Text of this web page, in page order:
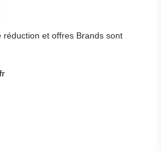
réduction et offres Brands sont